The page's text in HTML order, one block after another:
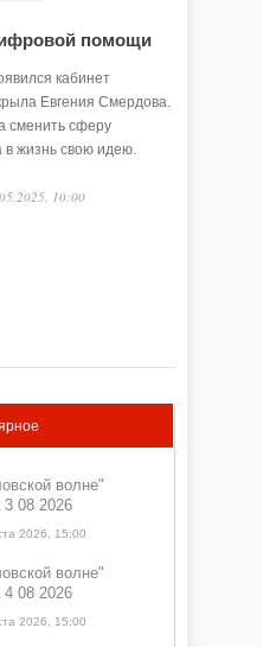
помощи
кабинет
Евгения Смердова.
сменить сферу
в жизнь свою идею.
10:00
волне"
3 08 2026
2026, 15:00
волне"
4 08 2026
2026, 15:00